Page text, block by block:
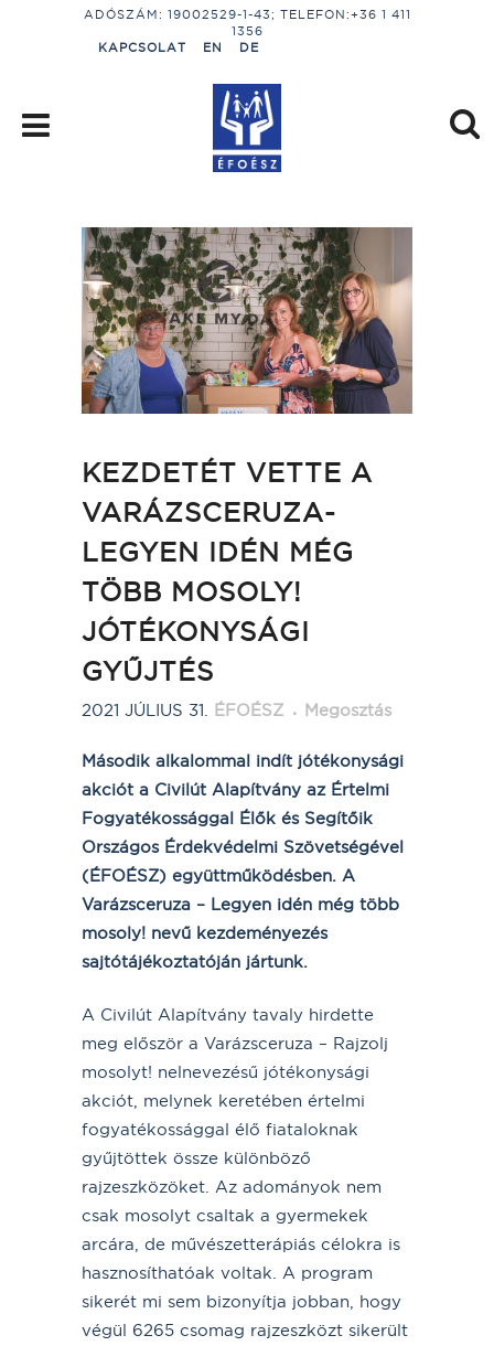
ADÓSZÁM: 19002529-1-43; TELEFON:+36 1 411
1356
KAPCSOLAT
EN DE
KEZDETÉT VETTE A
VARÁZSCERUZA-
LEGYEN IDÉN MÉG
TÖBB MOSOLY!
JÓTÉKONYSÁGI
GYŰJTÉS
2021 JÚLIUS 31. ÉFOÉSZ Megosztás
Második alkalommal indít jótékonysági
akciót a Civilút Alapítvány az Értelmi
Fogyatékossággal Élők és Segítőik
Országos Érdekvédelmi Szövetségével
(ÉFOÉSZ) együttműködésben. A
Varázsceruza – Legyen idén még több
mosoly! nevű kezdeményezés
sajtótájékoztatóján jártunk.
A Civilút Alapítvány tavaly hirdette
meg először a Varázsceruza – Rajzolj
mosolyt! nelnevezésű jótékonysági
akciót, melynek keretében értelmi
fogyatékossággal élő fiataloknak
gyűjtöttek össze különböző
rajzeszközöket. Az adományok nem
csak mosolyt csaltak a gyermekek
arcára, de művészetterápiás célokra is
hasznosíthatóak voltak. A program
sikerét mi sem bizonyítja jobban, hogy
végül 6265 csomag rajzeszközt sikerült